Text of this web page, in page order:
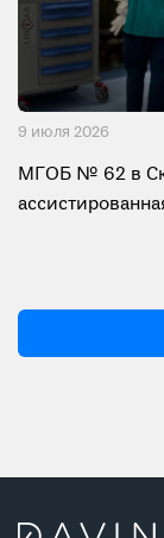
9 июля 2026
МГОБ № 62 в